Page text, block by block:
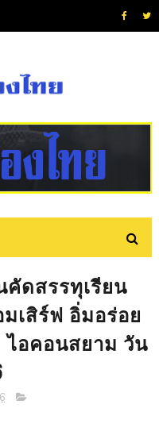
คัดสรรทุเรียน
เสิร์ฟ อิ่มอร่อย
อคอนสยาม วัน